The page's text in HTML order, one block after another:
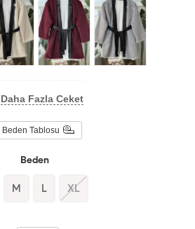
Daha Fazla Ceket
Beden Tablosu
Beden
M L XL